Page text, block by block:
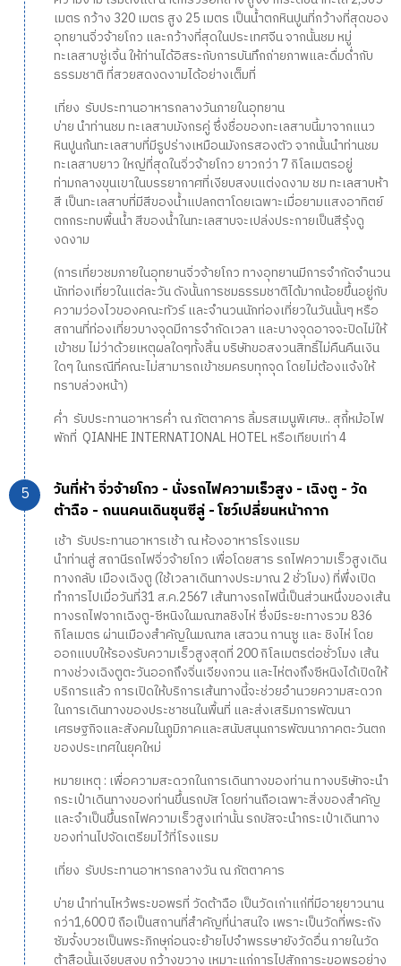
เมตร กว้าง 320 เมตร สูง 25 เมตร เป็นน้ำตกหินปูนที่กว้างที่สุดของ
อุทยานจิ่วจ้ายโกว และกว้างที่สุดในประเทศจีน จากนั้นชม หมู่
ทะเลสาบซู่เจิ้น ให้ท่านได้อิสระกับการบันทึกถ่ายภาพและดื่มด่ำกับ
ธรรมชาติ ที่สวยสดงดงามได้อย่างเต็มที่
เที่ยง รับประทานอาหารกลางวันภายในอุทยาน
บ่าย นำท่านชม ทะเลสาบมังกรคู่ ซึ่งชื่อของทะเลสาบนี้มาจากแนว
หินปูนก้นทะเลสาบที่มีรูปร่างเหมือนมังกรสองตัว จากนั้นนำท่านชม
ทะเลสาบยาว ใหญ่ที่สุดในจิ่วจ้ายโกว ยาวกว่า 7 กิโลเมตรอยู่
ท่ามกลางขุนเขาในบรรยากาศที่เงียบสงบแต่งดงาม ชม ทะเลสาบห้า
สี เป็นทะเลสาบที่มีสีของน้ำแปลกตาโดยเฉพาะเมื่อยามแสงอาทิตย์
ตกกระทบพื้นน้ำ สีของน้ำในทะเลสาบจะเปล่งประกายเป็นสีรุ้งดู
งดงาม
(การเที่ยวชมภายในอุทยานจิ่วจ้ายโกว ทางอุทยานมีการจำกัดจำนวน
นักท่องเที่ยวในแต่ละวัน ดังนั้นการชมธรรมชาติได้มากน้อยขึ้นอยู่กับ
ความว่องไวของคณะทัวร์ และจำนวนนักท่องเที่ยวในวันนั้นๆ หรือ
สถานที่ท่องเที่ยวบางจุดมีการจำกัดเวลา และบางจุดอาจจะปิดไม่ให้
เข้าชม ไม่ว่าด้วยเหตุผลใดๆทั้งสิ้น บริษัทขอสงวนสิทธิ์ไม่คืนคืนเงิน
ใดๆ ในกรณีที่คณะไม่สามารถเข้าชมครบทุกจุด โดยไม่ต้องแจ้งให้
ทราบล่วงหน้า)
ค่ำ รับประทานอาหารค่ำ ณ ภัตตาคาร ลิ้มรสเมนูพิเศษ.. สุกี้หม้อไฟ
พักที่ QIANHE INTERNATIONAL HOTEL หรือเทียบเท่า 4
วันที่ห้า จิ่วจ้ายโกว - นั่งรถไฟความเร็วสูง - เฉิงตู - วัด
ต้าฉือ - ถนนคนเดินชุนซีลู่ - โชว์เปลี่ยนหน้ากาก
เช้า รับประทานอาหารเช้า ณ ห้องอาหารโรงแรม
นำท่านสู่ สถานีรถไฟจิ่วจ้ายโกว เพื่อโดยสาร รถไฟความเร็วสูงเดิน
ทางกลับ เมืองเฉิงตู (ใช้เวลาเดินทางประมาณ 2 ชั่วโมง) ที่พึ่งเปิด
ทำการไปเมื่อวันที่31 ส.ค.2567 เส้นทางรถไฟนี้เป็นส่วนหนึ่งของเส้น
ทางรถไฟจากเฉิงตู-ซีหนิงในมณฑลชิงไห่ ซึ่งมีระยะทางรวม 836
กิโลเมตร ผ่านเมืองสำคัญในมณฑล เสฉวน กานซู และ ชิงไห่ โดย
ออกแบบให้รองรับความเร็วสูงสุดที่ 200 กิโลเมตรต่อชั่วโมง เส้น
ทางช่วงเฉิงตูตะวันออกถึงจิ่นเจียงกวน และไห่ตงถึงซีหนิงได้เปิดให้
บริการแล้ว การเปิดให้บริการเส้นทางนี้จะช่วยอำนวยความสะดวก
ในการเดินทางของประชาชนในพื้นที่ และส่งเสริมการพัฒนา
เศรษฐกิจและสังคมในภูมิภาคและสนับสนุนการพัฒนาภาคตะวันตก
ของประเทศในยุคใหม่
หมายเหตุ : เพื่อความสะดวกในการเดินทางของท่าน ทางบริษัทจะนำ
กระเป๋าเดินทางของท่านขึ้นรถบัส โดยท่านถือเฉพาะสิ่งของสำคัญ
และจำเป็นขึ้นรถไฟความเร็วสูงเท่านั้น รถบัสจะนำกระเป๋าเดินทาง
ของท่านไปจัดเตรียมไว้ที่โรงแรม
เที่ยง รับประทานอาหารกลางวัน ณ ภัตตาคาร
บ่าย นำท่านไหว้พระขอพรที่ วัดต้าฉือ เป็นวัดเก่าแก่ที่มีอายุยาวนาน
กว่า1,600 ปี ถือเป็นสถานที่สำคัญที่น่าสนใจ เพราะเป็นวัดที่พระถัง
ซัมจั๋งบวชเป็นพระภิกษุก่อนจะย้ายไปจำพรรษายังวัดอื่น ภายในวัด
ต้าสือนั้นเงียบสงบ กว้างขวาง เหมาะแก่การไปสักการะขอพรอย่าง